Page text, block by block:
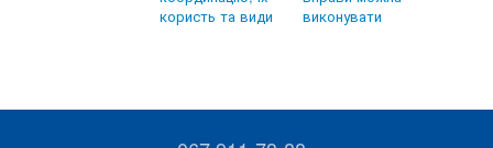
користь та види
виконувати